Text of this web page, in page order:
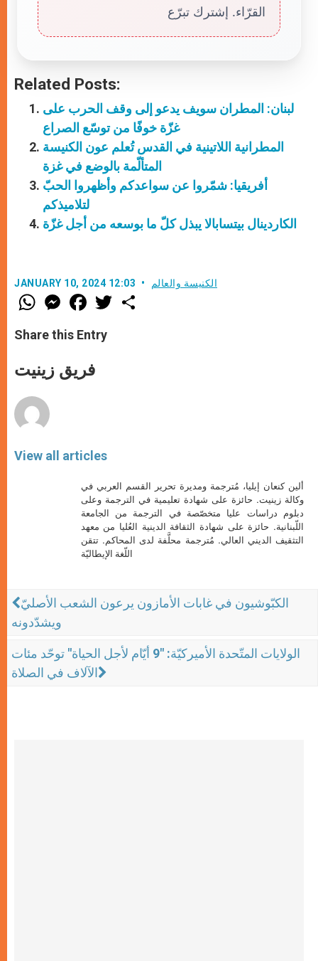
القرّاء. إشترك تبرّع
Related Posts:
لبنان: المطران سويف يدعو إلى وقف الحرب على
غزّة خوفًا من توسّع الصراع
المطرانية اللاتينية في القدس تُعلم عون الكنيسة
المتألّمة بالوضع في غزة
أفريقيا: شمّروا عن سواعدكم وأظهروا الحبّ
لتلاميذكم
الكاردينال بيتسابالا يبذل كلّ ما بوسعه من أجل غزّة
JANUARY 10, 2024 12:03 الكنيسة والعالم
W
h
t
s
p
p
M
e
s
e
g
e
F
a
e
b
o
k
T
w
Share this Entry
فريق زينيت
View all articles
ألين كنعان إيليا، مُترجمة ومديرة تحرير القسم العربي في
وكالة زينيت. حائزة على شهادة تعليمية في الترجمة وعلى
دبلوم دراسات عليا متخصّصة في الترجمة من الجامعة
اللّبنانية. حائزة على شهادة الثقافة الدينية العُليا من معهد
التثقيف الديني العالي. مُترجمة محلَّفة لدى المحاكم. تتقن
اللّغة الإيطاليّة
الكبّوشيون في غابات الأمازون يرعون الشعب الأصليّ
ويشدّدونه
الولايات المتّحدة الأميركيّة: "9 أيّام لأجل الحياة" توحّد مئات
الآلاف في الصلاة